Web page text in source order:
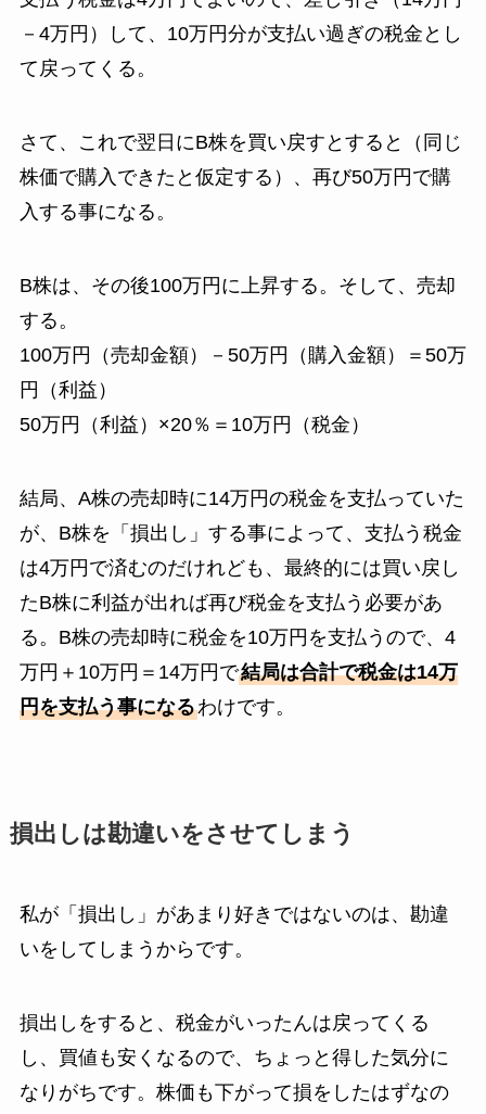
－4万円）して、10万円分が支払い過ぎの税金とし
て戻ってくる。
さて、これで翌日にB株を買い戻すとすると（同じ
株価で購入できたと仮定する）、再び50万円で購
入する事になる。
B株は、その後100万円に上昇する。そして、売却
する。
100万円（売却金額）－50万円（購入金額）＝50万
円（利益）
50万円（利益）×20％＝10万円（税金）
結局、A株の売却時に14万円の税金を支払っていた
が、B株を「損出し」する事によって、支払う税金
は4万円で済むのだけれども、最終的には買い戻し
たB株に利益が出れば再び税金を支払う必要があ
る。B株の売却時に税金を10万円を支払うので、4
万円＋10万円＝14万円で結局は合計で税金は14万
円を支払う事になるわけです。
損出しは勘違いをさせてしまう
私が「損出し」があまり好きではないのは、勘違
いをしてしまうからです。
損出しをすると、税金がいったんは戻ってくる
し、買値も安くなるので、ちょっと得した気分に
なりがちです。株価も下がって損をしたはずなの